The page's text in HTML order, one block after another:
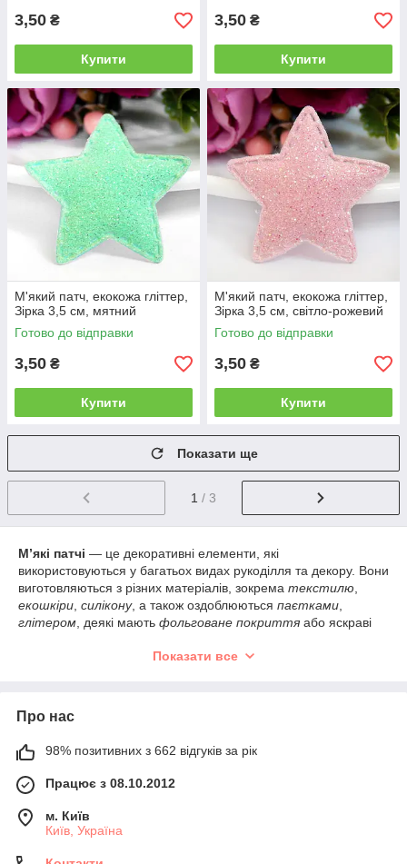
3,50 ₴
Купити
3,50 ₴
Купити
М'який патч, екокожа гліттер,
Зірка 3,5 см, мятний
Готово до відправки
3,50 ₴
Купити
М'який патч, екокожа гліттер,
Зірка 3,5 см, світло-рожевий
Готово до відправки
3,50 ₴
Купити
Показати ще
1 / 3
М’які патчі — це декоративні елементи, які
використовуються у багатьох видах рукоділля та декору. Вони
виготовляються з різних матеріалів, зокрема текстилю
екошкіри силікону, а також оздоблюються паєтками
глітером , деякі мають фольговане покриття або яскраві
Завдяки м’якій структурі та приємній на дотик поверхні, патчі
використовують як у дитячих виробах, так і в сучасних
святкових композицій, одягу, головних уборів та упаковки
підібрати декоративний акцент під будь-яку тематику або
Найпопулярніші види м’яких патчів з асортименту нашого
Показати все
Про нас
98% позитивних з 662 відгуків за рік
Працює з 08.10.2012
м. Київ
Київ, Україна